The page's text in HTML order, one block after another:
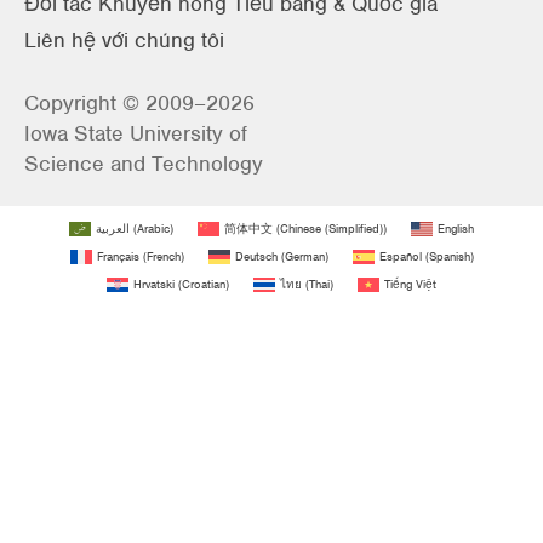
Liên hệ với chúng tôi
Copyright © 2009–2026
Iowa State University of
Science and Technology
العربية (Arabic) 简体中文 (Chinese (Simplified))
English
Français(French) Deutsch(German) Español(Spanish)
Hrvatski (Croatian) ไทย (Thai) Tiếng Việt